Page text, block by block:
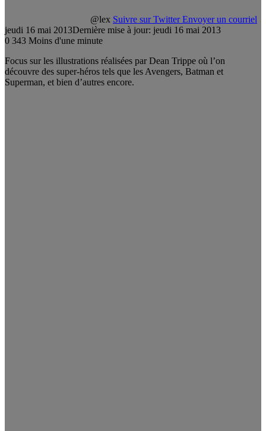
@lex Suivre sur Twitter Envoyer un courriel
jeudi 16 mai 2013Dernière mise à jour: jeudi 16 mai 2013
0 343 Moins d'une minute
Focus sur les illustrations réalisées par Dean Trippe où l’on
découvre des super-héros tels que les Avengers, Batman et
Superman, et bien d’autres encore.